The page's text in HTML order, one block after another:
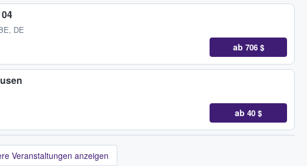
DE
ab 706 $
ab 40 $
Veranstaltungen anzeigen